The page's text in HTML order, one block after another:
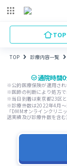
TOP
TOP 診療内容一覧
通院時間
※公的医療保険が適用され
※医師の判断により処方で
※当日到着は東京都23区
※診療件数は2022年4月
「DMMオンラインクリ
送実績及び診療件数を含む